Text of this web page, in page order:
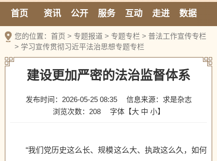
首页 资讯 公开 服务 互动 走进
数据
新媒体
您的位置： 首页 > 专题报道 > 专题专栏 > 普法工作宣传专栏
> 学习宣传贯彻习近平法治思想专题专栏
建设更加严密的法治监督体系
发布时间：2026-05-25 08:35
信息来源：求是杂志
浏览次数： 208 字体【大 中 小】
“我们党历史这么长、规模这么大、执政这么久，如何